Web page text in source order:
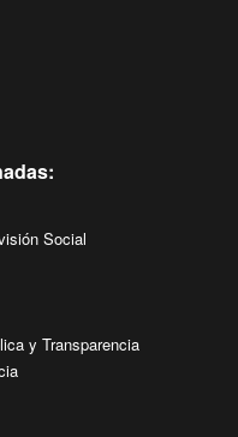
Social
y Transparencia